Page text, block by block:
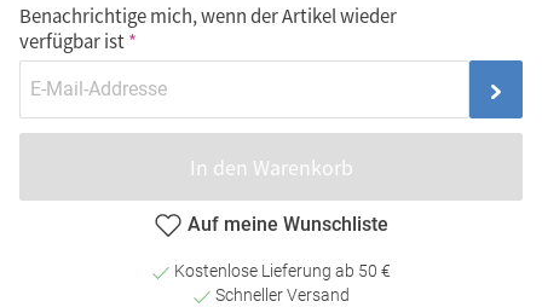
Benachrichtige mich, wenn der Artikel wieder
verfügbar ist
In den Warenkorb
Auf meine Wunschliste
Kostenlose Lieferung ab 50 €
Schneller Versand